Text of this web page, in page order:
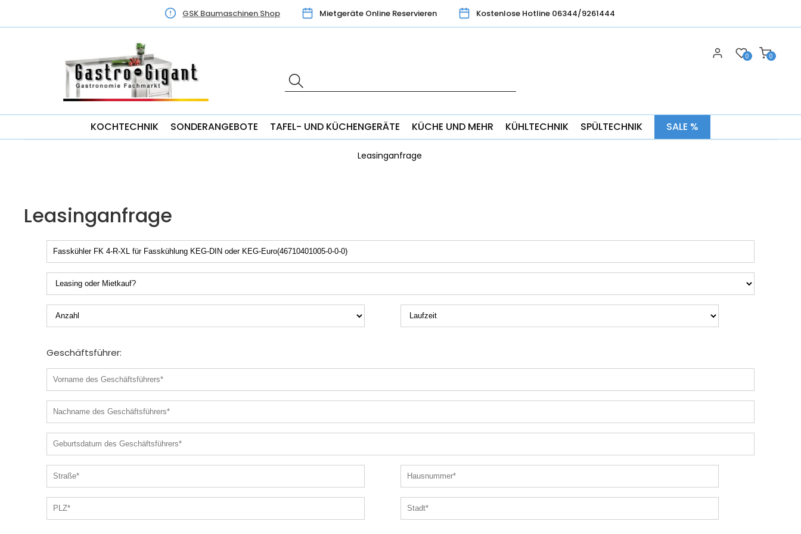
GSK Baumaschinen Shop Mietgeräte Online Reservieren Kostenlose Hotline 06344/9261444
0
0
KOCHTECHNIK SONDERANGEBOTE TAFEL- UND KÜCHENGERÄTE KÜCHE UND MEHR KÜHLTECHNIK SPÜLTECHNIK SALE %
Leasinganfrage
Leasinganfrage
Geschäftsführer: